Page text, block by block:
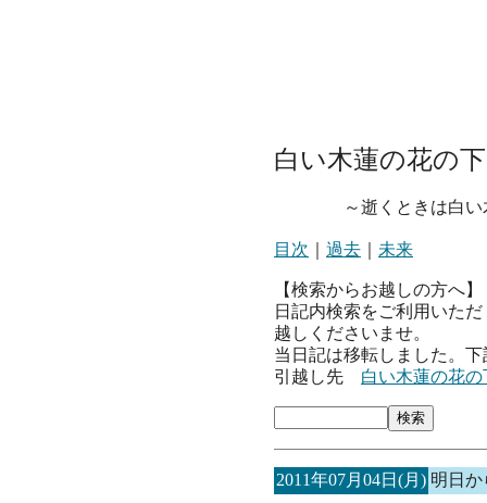
白い木蓮の花の
～逝くときは白い木
目次 過去 未来
【検索からお越しの方へ】
日記内検索をご利用いた
越しくださいませ。
当日記は移転しました。
引越し先 白い木蓮の花の
2011年07月04日(月) 明日